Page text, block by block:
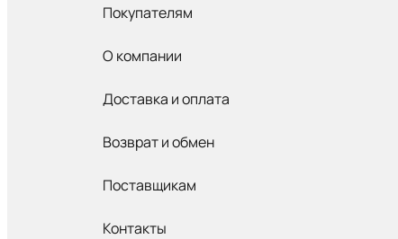
Покупателям
О компании
Доставка и оплата
Возврат и обмен
Поставщикам
Контакты